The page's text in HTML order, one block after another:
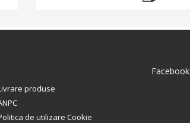
produse
de utilizare Cookie
Facebook